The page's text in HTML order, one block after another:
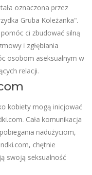
oznaczona przez
Gruba Koleżanka".
ci zbudować silną
i zgłębiania
osobom aseksualnym w
relacji.
kobiety mogą inicjować
Cała komunikacja
nadużyciom,
chętnie
swoją seksualność